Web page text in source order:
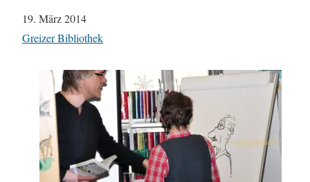
Datum
19. März 2014
In Bezug auf
Greizer Bibliothek